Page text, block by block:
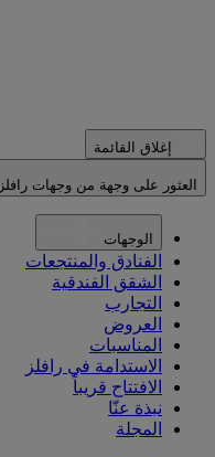
إغلاق القائمة
العثور على وجهة من وجهات رافلز
الوجهات
الفنادق والمنتجعات
الشقق الفندقية
التجارب
العروض
المناسبات
الاستدامة في رافلز
الافتتاح قريباً
نبذة عنّا
المجلة